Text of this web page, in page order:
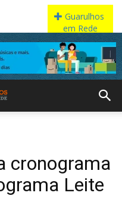
cronograma
Leite